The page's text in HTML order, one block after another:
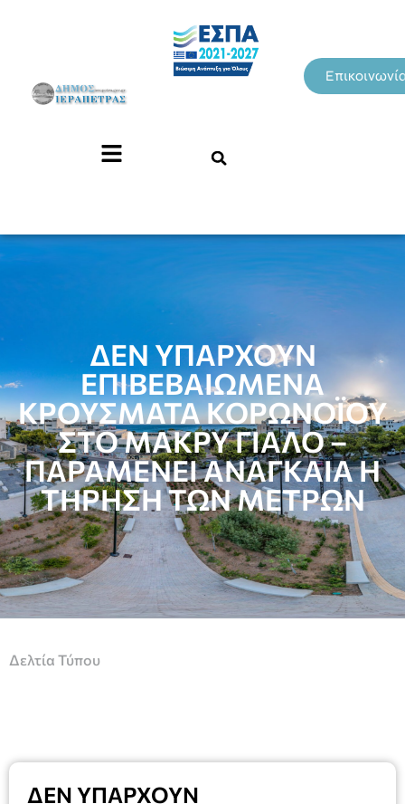
ΔΕΝ ΥΠΑΡΧΟΥΝ
ΕΠΙΒΕΒΑΙΩΜΕΝΑ
ΚΡΟΥΣΜΑΤΑ ΚΟΡΩΝΟΪΟΥ
ΣΤΟ ΜΑΚΡΥ ΓΙΑΛΟ –
ΠΑΡΑΜΕΝΕΙ ΑΝΑΓΚΑΙΑ Η
ΤΗΡΗΣΗ ΤΩΝ ΜΕΤΡΩΝ
Δελτία Τύπου
ΔΕΝ ΥΠΑΡΧΟΥΝ